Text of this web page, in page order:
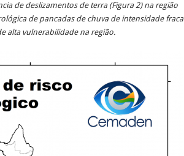
de deslizamentos de terra (Figura 2) na região
de pancadas de chuva de intensidade fraca
alta vulnerabilidade na região.